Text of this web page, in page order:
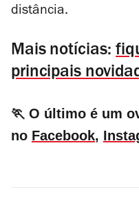
distância.
Mais notícias:
principais
🏃 O último é um
no Facebook,